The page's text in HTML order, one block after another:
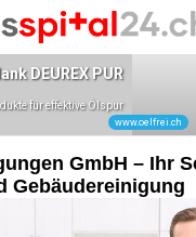
GmbH – Ihr
Gebäudereinigung